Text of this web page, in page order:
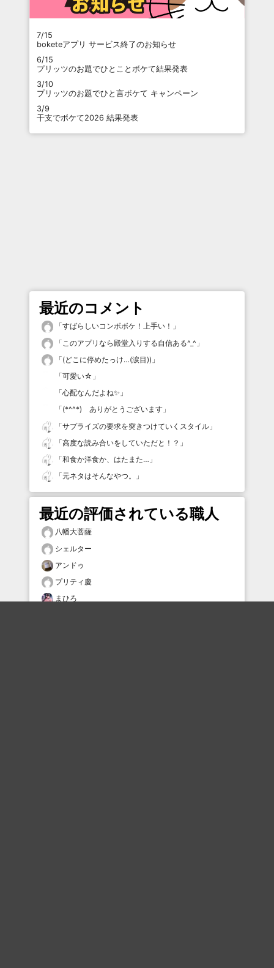
7/15
boketeアプリ サービス終了のお知らせ
6/15
プリッツのお題でひとことボケて結果発表
3/10
プリッツのお題でひと言ボケて キャンペーン
3/9
干支でボケて2026 結果発表
最近のコメント
「すばらしいコンボボケ！上手い！ 」
「 このアプリなら殿堂入りする自信ある^_^ 」
「(どこに停めたっけ…(涙目)) 」
「可愛い☆ 」
「心配なんだよね✨ 」
「(*^^*) ありがとうございます 」
「サプライズの要求を突きつけていくスタイル 」
「高度な読み合いをしていただと！？ 」
「和食か洋食か、はたまた… 」
「元ネタはそんなやつ。 」
最近の評価されている職人
八幡大菩薩
シェルター
アンドゥ
プリティ慶
まひろ